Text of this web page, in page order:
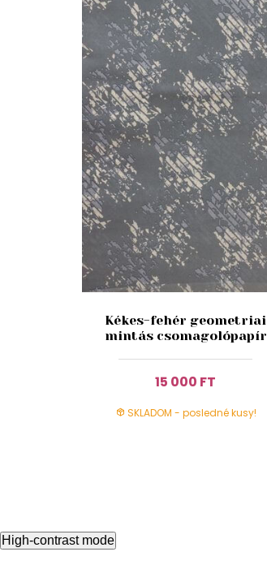
Kékes-fehér geometriai
mintás csomagolópapír
15 000 FT
SKLADOM - posledné kusy!
High-contrast mode